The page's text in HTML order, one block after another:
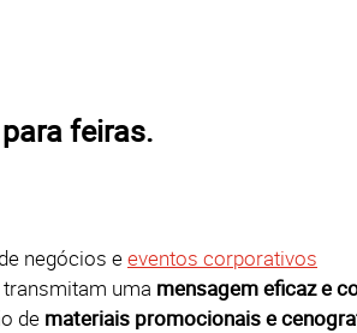
feiras.
negócios eeventos corporativos
uma mensagem eficaz e
de materiais promocionais e